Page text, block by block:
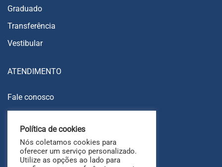
Graduado
Transferência
Vestibular
ATENDIMENTO
Fale conosco
Ouvidoria
FAQ
Política de cookies
Nós coletamos cookies para
oferecer um serviço personalizado.
Utilize as opções ao lado para